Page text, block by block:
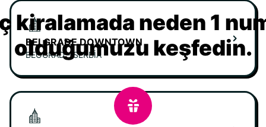
BELGRADE DOWNTOWN
BEOGRAD - SERBIA
kiralamada neden 1
olduğumuzu keşfedin.